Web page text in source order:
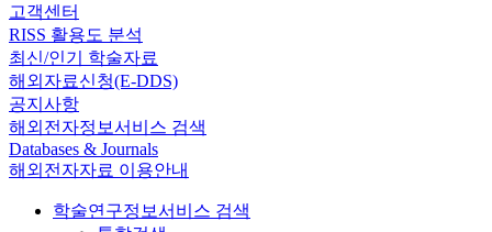
고객센터
RISS 활용도 분석
최신/인기 학술자료
해외자료신청(E-DDS)
공지사항
해외전자정보서비스 검색
Databases & Journals
해외전자자료 이용안내
학술연구정보서비스 검색